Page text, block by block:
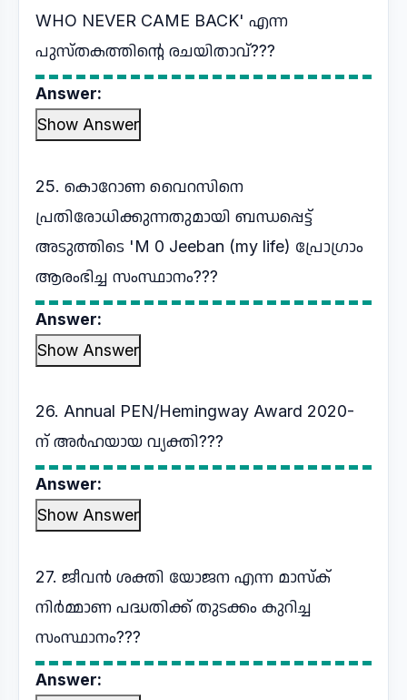
WHO NEVER CAME BACK' എന്ന
പുസ്തകത്തിന്റെ രചയിതാവ്???
Answer:
Show Answer
25. കൊറോണ വൈറസിനെ
പ്രതിരോധിക്കുന്നതുമായി ബന്ധപ്പെട്ട്
അടുത്തിടെ 'M 0 Jeeban (my life) പ്രോഗ്രാം
ആരംഭിച്ച സംസ്ഥാനം???
Answer:
Show Answer
26. Annual PEN/Hemingway Award 2020-
ന് അർഹയായ വ്യക്തി???
Answer:
Show Answer
27. ജീവൻ ശക്തി യോജന എന്ന മാസ്ക്
നിർമ്മാണ പദ്ധതിക്ക് തുടക്കം കുറിച്ച
സംസ്ഥാനം???
Answer: